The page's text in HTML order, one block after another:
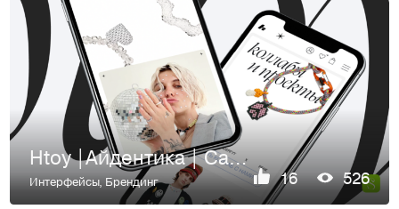
Htoy |Айдентика | Сайт | Мерч | Коммуникация
Интерфейсы,Брендинг 16 526